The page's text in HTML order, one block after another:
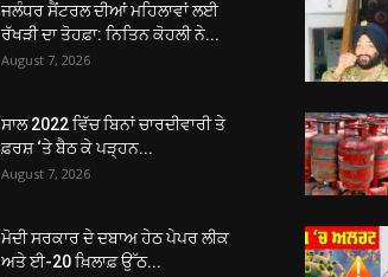
ਜਲੰਧਰ ਸੈਂਟਰਲ ਦੀਆਂ ਮਹਿਲਾਵਾਂ ਲਈ
ਰੱਖੜੀ ਦਾ ਤੋਹਫ਼ਾ: ਨਿਤਿਨ ਕੋਹਲੀ ਨੇ...
August 7, 2026
ਸਾਲ 2022 ਵਿੱਚ ਬਿਨਾਂ ਚਾਰਦੀਵਾਰੀ ਤੇ
ਫ਼ਰਸ਼ ‘ਤੇ ਬੈਠ ਕੇ ਪੜ੍ਹਨ...
August 7, 2026
ਮੋਦੀ ਸਰਕਾਰ ਦੇ ਦਬਾਅ ਹੇਠ ਪੇਪਰ ਲੀਕ
ਅਤੇ ਈ-20 ਖ਼ਿਲਾਫ਼ ਉੱਠ...